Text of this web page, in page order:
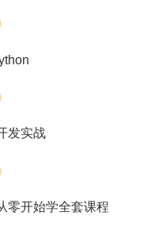
发实战
零开始学全套课程